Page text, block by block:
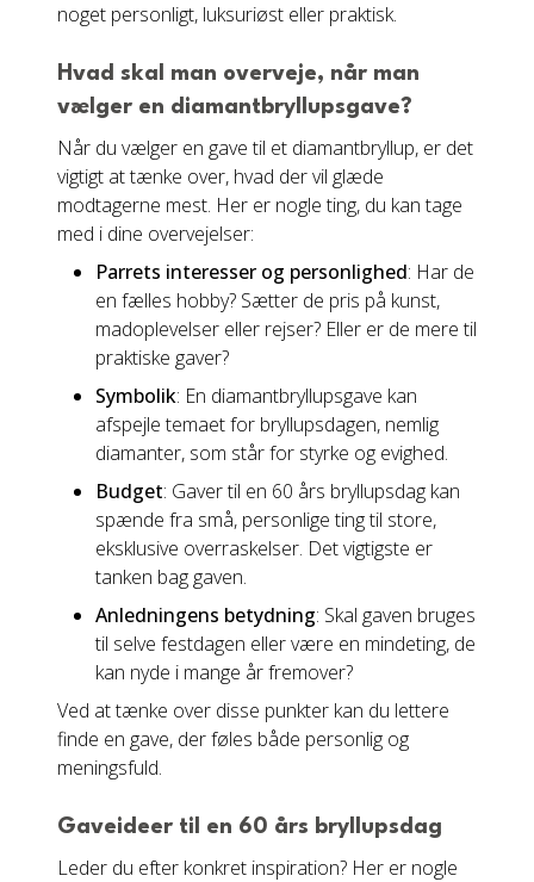
noget personligt, luksuriøst eller praktisk.
Hvad skal man overveje, når man
vælger en diamantbryllupsgave?
Når du vælger en gave til et diamantbryllup, er det
vigtigt at tænke over, hvad der vil glæde
modtagerne mest. Her er nogle ting, du kan tage
med i dine overvejelser:
Parrets interesser og personlighed: Har de
en fælles hobby? Sætter de pris på kunst,
madoplevelser eller rejser? Eller er de mere til
praktiske gaver?
Symbolik: En diamantbryllupsgave kan
afspejle temaet for bryllupsdagen, nemlig
diamanter, som står for styrke og evighed.
Budget: Gaver til en 60 års bryllupsdag kan
spænde fra små, personlige ting til store,
eksklusive overraskelser. Det vigtigste er
tanken bag gaven.
Anledningens betydning: Skal gaven bruges
til selve festdagen eller være en mindeting, de
kan nyde i mange år fremover?
Ved at tænke over disse punkter kan du lettere
finde en gave, der føles både personlig og
meningsfuld.
Gaveideer til en 60 års bryllupsdag
Leder du efter konkret inspiration? Her er nogle